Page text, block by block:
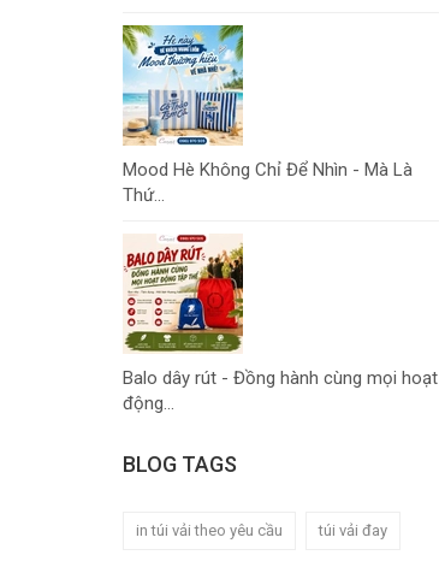
Mood Hè Không Chỉ Để Nhìn - Mà Là
Thứ...
Balo dây rút - Đồng hành cùng mọi hoạt
động...
BLOG TAGS
in túi vải theo yêu cầu túi vải đay